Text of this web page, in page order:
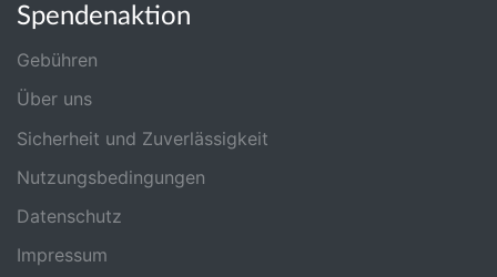
Spendenaktion
Gebühren
Über uns
Sicherheit und Zuverlässigkeit
Nutzungsbedingungen
Datenschutz
Impressum